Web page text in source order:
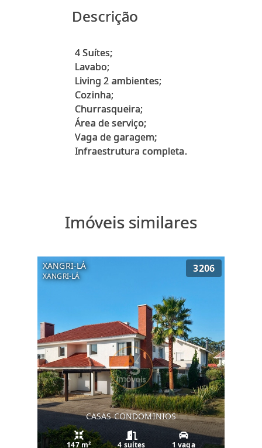
Descrição
4 Suítes;
Lavabo;
Living 2 ambientes;
Cozinha;
Churrasqueira;
Área de serviço;
Vaga de garagem;
Infraestrutura completa.
Imóveis similares
XANGRI-LÁ
XANGRI-LÁ
3206
CASAS CONDOMINIOS
147 m² 4 suítes 1 vaga